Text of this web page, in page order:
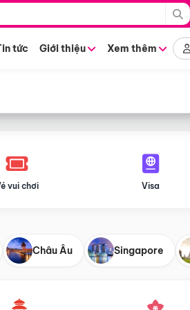
tức Giới thiệu Xem thêm
vui chơi Visa
Châu Âu Singapore